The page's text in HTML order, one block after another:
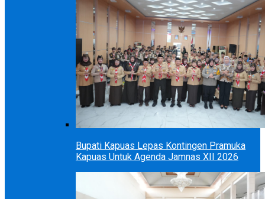
Bupati Kapuas Lepas Kontingen Pramuka
Kapuas Untuk Agenda Jamnas XII 2026